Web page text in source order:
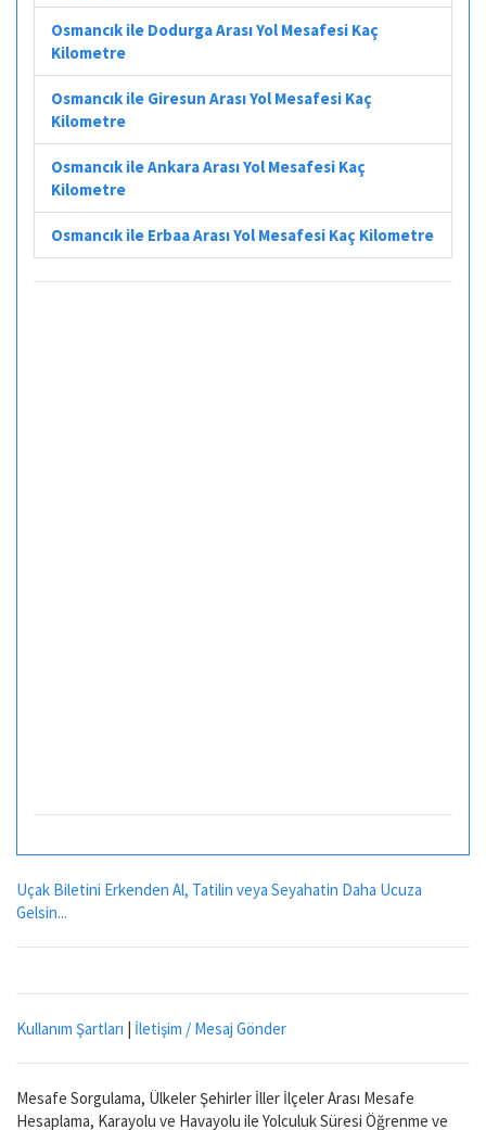
Osmancık ile Dodurga Arası Yol Mesafesi Kaç
Kilometre
Osmancık ile Giresun Arası Yol Mesafesi Kaç
Kilometre
Osmancık ile Ankara Arası Yol Mesafesi Kaç
Kilometre
Osmancık ile Erbaa Arası Yol Mesafesi Kaç Kilometre
Uçak Biletini Erkenden Al, Tatilin veya Seyahatin Daha Ucuza
Gelsin...
Kullanım Şartları | İletişim / Mesaj Gönder
Mesafe Sorgulama, Ülkeler Şehirler İller İlçeler Arası Mesafe
Hesaplama, Karayolu ve Havayolu ile Yolculuk Süresi Öğrenme ve